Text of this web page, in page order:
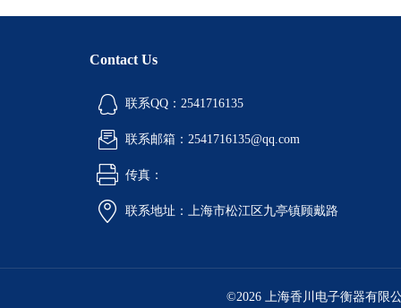
Contact Us
联系QQ：2541716135
联系邮箱：2541716135@qq.com
传真：
联系地址：上海市松江区九亭镇顾戴路
©2026 上海香川电子衡器有限